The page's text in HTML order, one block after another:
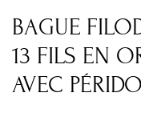
BAGUE
13 FILS EN
AVEC